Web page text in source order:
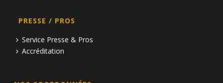
PRESSE / PROS
Service Presse & Pros
Accréditation